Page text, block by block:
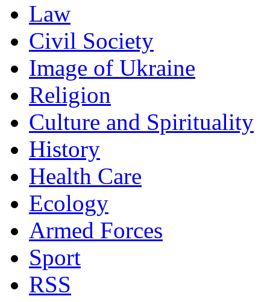
Law
Civil Society
Image of Ukraine
Religion
Culture and Spirituality
History
Health Care
Ecology
Armed Forces
Sport
RSS